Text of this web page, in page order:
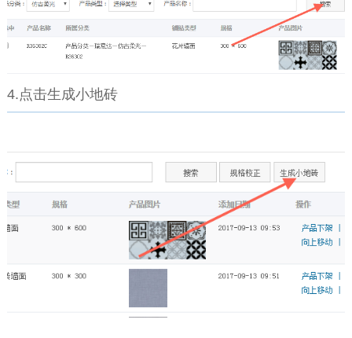
4.点击生成小地砖